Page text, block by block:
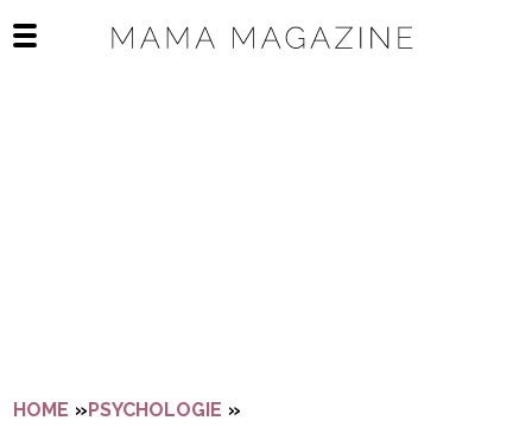
Open het mobiele menu
HOME »PSYCHOLOGIE »